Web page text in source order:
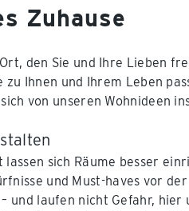
Zuhause
den Sie und Ihre Lieben
Ihnen und Ihrem Leben
von unseren Wohnideen
sich Räume besser
und Must-haves vor
und laufen nicht Gefahr, hier